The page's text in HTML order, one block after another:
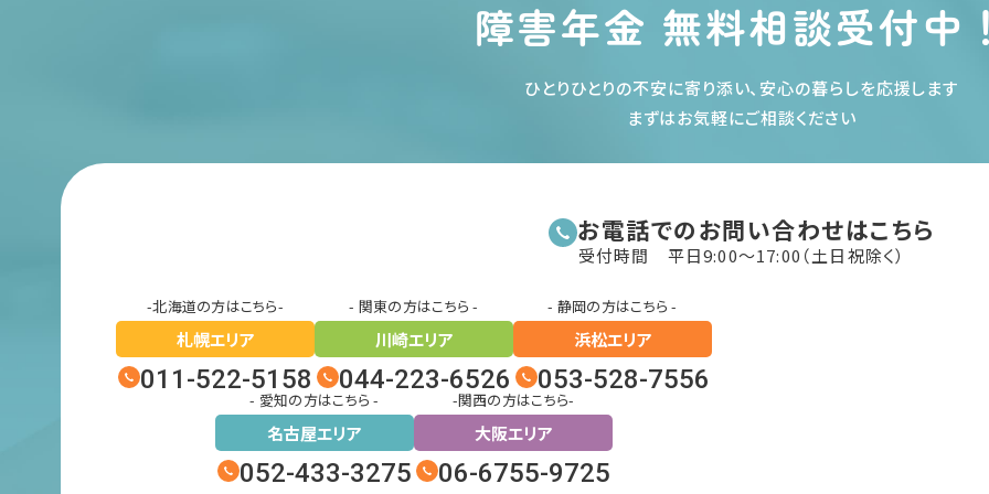
障害年金 無料相談受付中
ひとりひとりの不安に寄り添い、安心の暮らしを応援します
まずはお気軽にご相談ください
お電話でのお問い合わせはこちら
受付時間 平日9:00〜17:00（土日祝除く）
-北海道の方はこちら-
札幌エリア
011-522-5158
- 関東の方はこちら -
川崎エリア
044-223-6526
- 静岡の方はこちら -
浜松エリア
053-528-7556
- 愛知の方はこちら -
名古屋エリア
052-433-3275
-関西の方はこちら-
大阪エリア
06-6755-9725